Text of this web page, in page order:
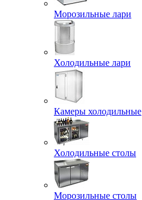
Морозильные лари
Холодильные лари
Камеры холодильные
Холодильные столы
Морозильные столы